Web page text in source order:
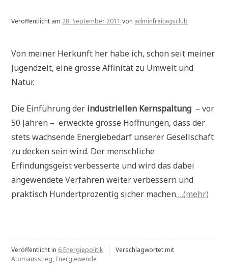
Veröffentlicht am 28. September 2011 von adminfreitagsclub
Von meiner Herkunft her habe ich, schon seit meiner
Jugendzeit, eine grosse Affinität zu Umwelt und
Natur.
Die Einführung der industriellen Kernspaltung – vor
50 Jahren – erweckte grosse Hoffnungen, dass der
stets wachsende Energiebedarf unserer Gesellschaft
zu decken sein wird. Der menschliche
Erfindungsgeist verbesserte und wird das dabei
angewendete Verfahren weiter verbessern und
praktisch Hundertprozentig sicher machen….(mehr)
Veröffentlicht in 6 Energiepolitik
Verschlagwortet mit
Atomausstieg, Energiewende